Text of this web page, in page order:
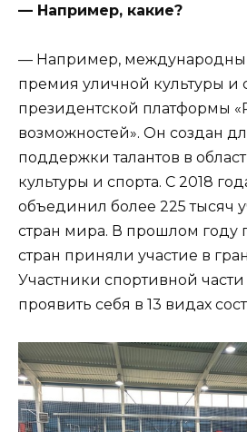
— Например, какие?
— Например,
премия уличной культуры и
президентской платформы
возможностей». Он создан
поддержки талантов в
культуры и спорта. С 2018
объединил более 225 тысяч
стран мира. В прошлом году
стран приняли участие в
Участники спортивной части
проявить себя в 13 видах